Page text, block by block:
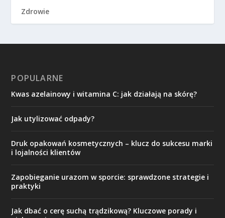
Zdrowie
POPULARNE
Kwas azelainowy i witamina C: jak działają na skórę?
Jak utylizować odpady?
Druk opakowań kosmetycznych – klucz do sukcesu marki
i lojalności klientów
Zapobieganie urazom w sporcie: sprawdzone strategie i
praktyki
Jak dbać o cerę suchą trądzikową? Kluczowe porady i